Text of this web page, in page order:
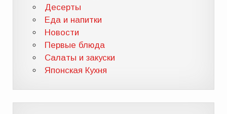
Десерты
Еда и напитки
Новости
Первые блюда
Салаты и закуски
Японская Кухня